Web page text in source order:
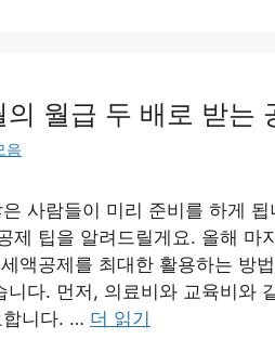
월급 두 배로 받는
음
사람들이 미리 준비를 하게
제 팁을 알려드릴게요. 올해 마
액공제를 최대한 활용하는 방
다. 먼저, 의료비와 교육비와
합니다. … 더 읽기